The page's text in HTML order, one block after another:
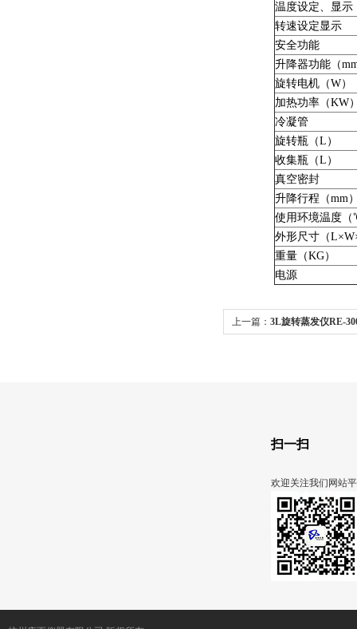
温度设定、显示
转速设定显示
安全功能
升降器功能（
旋转电机（W）
加热功率（KW
冷凝管
旋转瓶（L）
收集瓶（L）
真空密封
升降行程（mm
使用环境温度
外形尺寸（
重量（KG）
电源
上一篇： 3L旋转蒸发仪RE-
扫一扫
欢迎关注我们网站